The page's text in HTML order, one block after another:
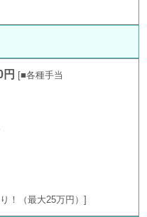
■各種手当
！（最大25万円）